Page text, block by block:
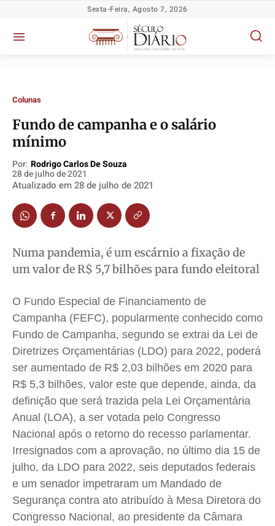
Política
Socioeconômicas
Justiça
Segurança
Meio Ambiente
Direitos
Economia
Cultura
Colunas
Caetano Roque
Gustavo Bastos
Jr Mignone (in memorian)
Publicidade Legal
Anuncie
Política
Socioeconômicas
Justiça
Segurança
Meio Ambiente
Direitos
Economia
Cultura
Colunas
Caetano Roque
Gustavo Bastos
Jr Mignone (in memorian)
Publicidade Legal
Anuncie
Política
Socioeconômicas
Justiça
Segurança
Meio Ambiente
Direitos
Economia
Cultura
Colunas
Caetano Roque
Gustavo Bastos
Jr Mignone (in memorian)
Publicidade Legal
Anuncie
Política
Socioeconômicas
Justiça
Segurança
Meio Ambiente
Direitos
Economia
Cultura
Colunas
Caetano Roque
Gustavo Bastos
Jr Mignone (in memorian)
Publicidade Legal
Anuncie
Sexta-Feira, Agosto 7, 2026
Colunas
​Fundo de campanha e o salário
mínimo
Por: Rodrigo Carlos De Souza
28 de julho de 2021
Atualizado em 28 de julho de 2021
Numa pandemia, é um escárnio a fixação de
um valor de R$ 5,7 bilhões para fundo eleitoral
O Fundo Especial de Financiamento de
Campanha (FEFC), popularmente conhecido como
Fundo de Campanha, segundo se extrai da Lei de
Diretrizes Orçamentárias (LDO) para 2022, poderá
ser aumentado de R$ 2,03 bilhões em 2020 para
R$ 5,3 bilhões, valor este que depende, ainda, da
definição que será trazida pela Lei Orçamentária
Anual (LOA), a ser votada pelo Congresso
Nacional após o retorno do recesso parlamentar.
Irresignados com a aprovação, no último dia 15 de
julho, da LDO para 2022, seis deputados federais
e um senador impetraram um Mandado de
Segurança contra ato atribuído à Mesa Diretora do
Congresso Nacional, ao presidente da Câmara